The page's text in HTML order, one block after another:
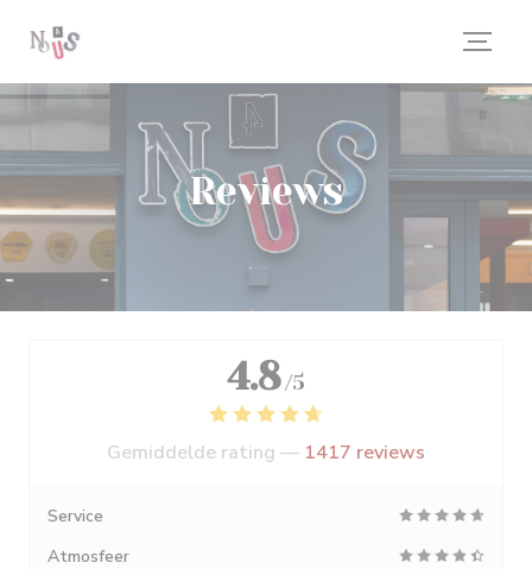
Reviews
4.8 /5
Gemiddelde rating — 1417 reviews
Service
Atmosfeer